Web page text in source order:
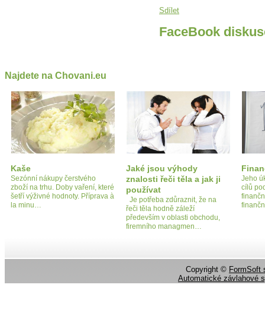
Sdílet
FaceBook
Najdete na Chovani.eu
Kaše
Sezónní nákupy čerstvého
zboží na trhu. Doby vaření, které
šetří výživné hodnoty. Příprava à
la minu…
Jaké jsou výhody
znalosti řeči těla a jak ji
používat
Je potřeba zdůraznit, že na
řeči těla hodně záleží
především v oblasti obchodu,
firemního managmen…
Jeho
cílů
Copyright © FormSoft
Automatické závlahové